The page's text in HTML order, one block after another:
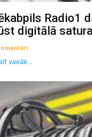
Radio1
digitālā
vairāk...